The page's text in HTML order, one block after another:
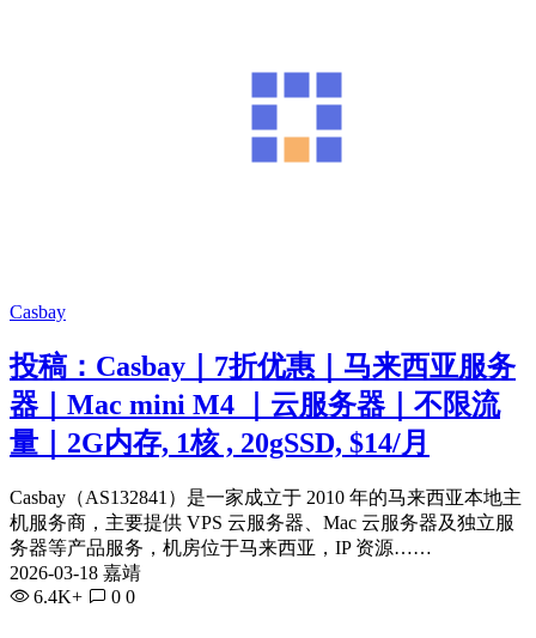
Casbay
投稿：Casbay｜7折优惠｜马来西亚服务
器｜Mac mini M4 ｜云服务器｜不限流
量｜2G内存, 1核 , 20gSSD, $14/月
Casbay（AS132841）是一家成立于 2010 年的马来西亚本地主
机服务商，主要提供 VPS 云服务器、Mac 云服务器及独立服
务器等产品服务，机房位于马来西亚，IP 资源……
2026-03-18 嘉靖
6.4K+
0 0